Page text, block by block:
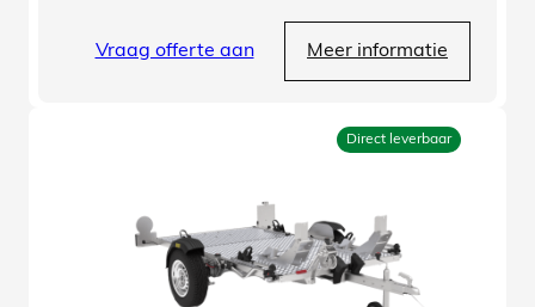
Vraag offerte aan Meer informatie
Direct leverbaar